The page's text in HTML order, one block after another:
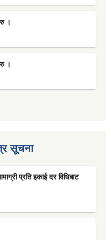
।
।
सूचना
प्रति इकाई दर विधिबाट